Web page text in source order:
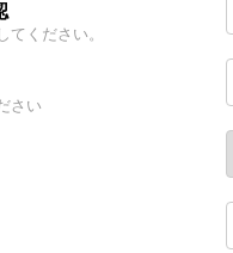
てください。
さい